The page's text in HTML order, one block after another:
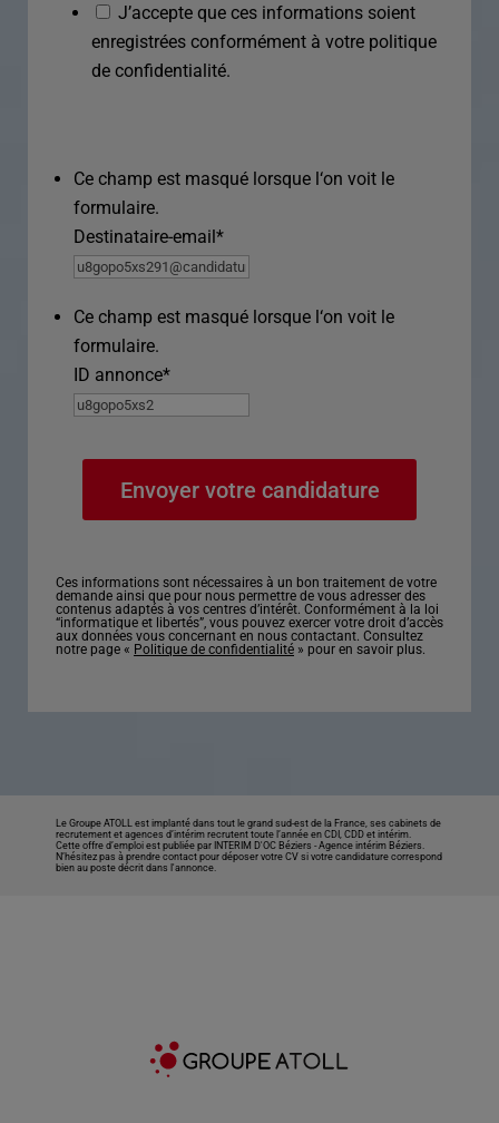
J’accepte que ces informations soient
enregistrées conformément à votre politique
de confidentialité.
Ce champ est masqué lorsque l‘on voit le
formulaire.
Destinataire-email*
Ce champ est masqué lorsque l‘on voit le
formulaire.
ID annonce*
Ces informations sont nécessaires à un bon traitement de votre
demande ainsi que pour nous permettre de vous adresser des
contenus adaptés à vos centres d’intérêt. Conformément à la loi
“informatique et libertés”, vous pouvez exercer votre droit d’accès
aux données vous concernant en nous contactant. Consultez
notre page « Politique de confidentialité » pour en savoir plus.
Le Groupe ATOLL est implanté dans tout le grand sud-est de la France, ses cabinets de
recrutement et agences d’intérim recrutent toute l’année en CDI, CDD et intérim.
Cette offre d’emploi est publiée par INTERIM D'OC Béziers -Agence intérim Béziers.
N’hésitez pas à prendre contact pour déposer votre CV si votre candidature correspond
bien au poste décrit dans l'annonce.